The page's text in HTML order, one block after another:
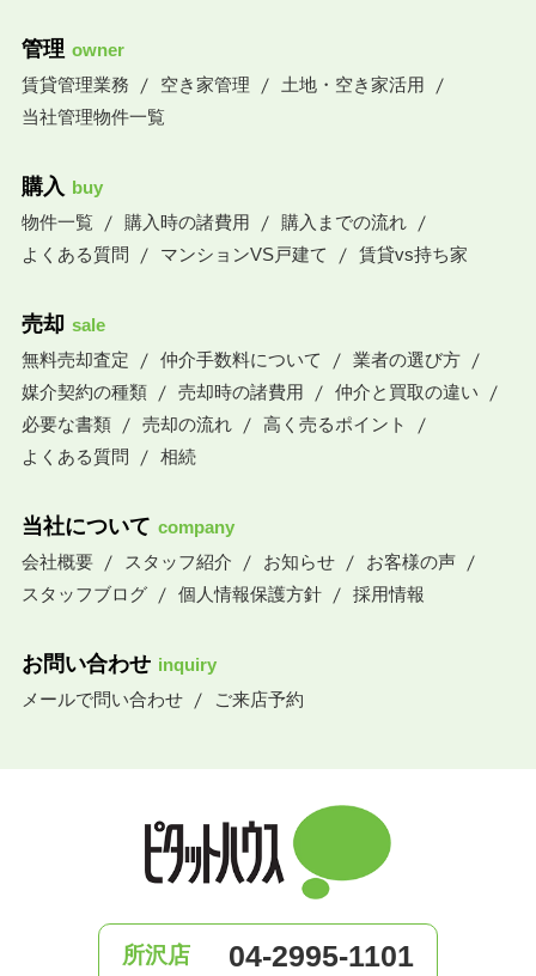
管理 owner
賃貸管理業務
空き家管理
土地・空き家活用
当社管理物件一覧
購入 buy
物件一覧
購入時の諸費用
購入までの流れ
よくある質問
マンションVS戸建て 賃貸vs持ち家
売却 sale
無料売却査定
仲介手数料について
業者の選び方
媒介契約の種類
売却時の諸費用
仲介と買取の違い
必要な書類
売却の流れ
高く売るポイント
よくある質問
相続
当社について company
会社概要
スタッフ紹介 お知らせ
お客様の声
スタッフブログ
個人情報保護方針 採用情報
お問い合わせ inquiry
メールで問い合わせ
ご来店予約
所沢店 04-2995-1101